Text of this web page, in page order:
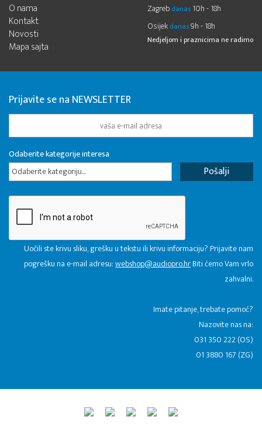
O nama
Kontakt
Novosti
Mapa sajta
Zagreb danas 10h - 18h
Osijek danas9h - 18h
Nedjeljom i praznicima ne radimo
Prijavite se na NEWSLETTER
Odaberite kategorije interesa
Odaberite kategoriju...
Uočili ste krivu sliku, grešku u tekstu ili krivu informaciju? Prijavite nam
pogrešku na e-mail adresu:webshop@audiopro.hrBiti ćemo Vam vrlo
zahvalni.
​Imate pitanje, trebate pomoć?
Nazovite nas na:
031 350 222 (OS)
01 3880 167 (ZG)